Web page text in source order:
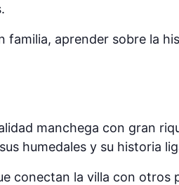
aprender sobre la
manchega con gran
humedales y su historia
conectan la villa con otros